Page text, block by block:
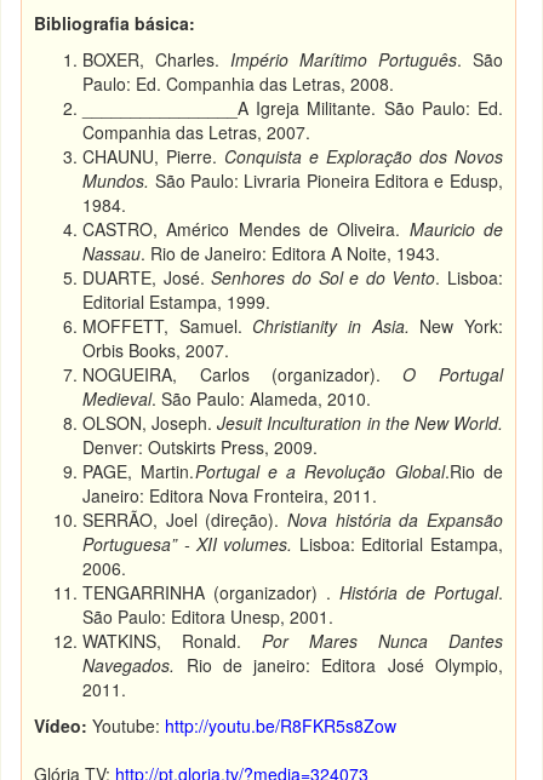
Bibliografia básica:
BOXER, Charles.Império Marítimo Português. São
Paulo: Ed. Companhia das Letras, 2008.
________________A Igreja Militante. São Paulo: Ed.
Companhia das Letras, 2007.
CHAUNU, Pierre. Conquista e Exploração dos Novos
Mundos. São Paulo: Livraria Pioneira Editora e Edusp,
1984.
CASTRO, Américo Mendes de Oliveira. Mauricio de
Nassau. Rio de Janeiro: Editora A Noite, 1943.
DUARTE, José.Senhores do Sol e do Vento. Lisboa:
Editorial Estampa, 1999.
MOFFETT, Samuel. Christianity in Asia. New York:
Orbis Books, 2007.
NOGUEIRA, Carlos (organizador).O Portugal
Medieval. São Paulo: Alameda, 2010.
OLSON, Joseph.Jesuit Inculturation in the New World.
Denver: Outskirts Press, 2009.
PAGE, Martin.Portugal e a Revolução Global.Rio de
Janeiro: Editora Nova Fronteira, 2011.
SERRÃO, Joel (direção). Nova história da Expansão
Portuguesa” - XII volumes. Lisboa: Editorial Estampa,
2006.
TENGARRINHA (organizador) . História de Portugal.
São Paulo: Editora Unesp, 2001.
WATKINS, Ronald.Por Mares Nunca Dantes
Navegados. Rio de janeiro: Editora José Olympio,
2011.
Vídeo: Youtube: http://youtu.be/R8FKR5s8Zow
Glória TV: http://pt.gloria.tv/?media=324073